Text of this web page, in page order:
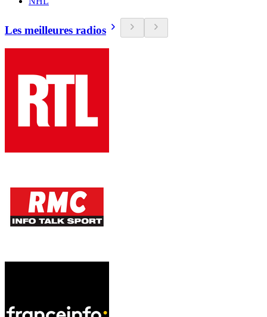
Les meilleures radios